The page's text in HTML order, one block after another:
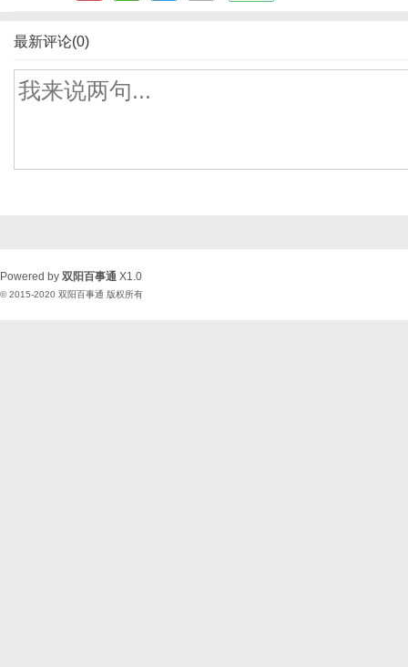
最新评论(0)
Powered by 双阳百事通 X1.0
© 2015-2020 双阳百事通 版权所有